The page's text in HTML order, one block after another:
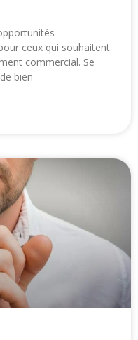
ceux qui souhaitent
commercial. Se
bien